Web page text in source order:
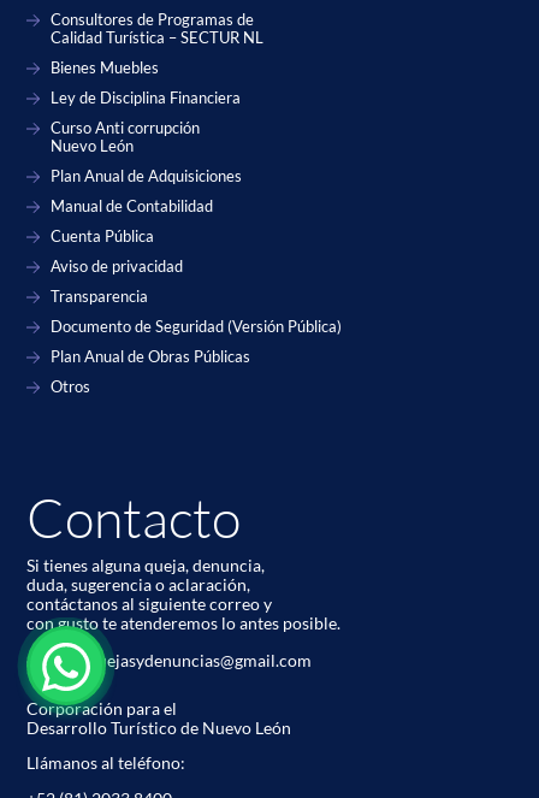
Consultores de Programas de
Calidad Turística – SECTUR NL
Bienes Muebles
Ley de Disciplina Financiera
Curso Anti corrupción
Nuevo León
Plan Anual de Adquisiciones
Manual de Contabilidad
Cuenta Pública
Aviso de privacidad
Transparencia
Documento de Seguridad (Versión Pública)
Plan Anual de Obras Públicas
Otros
Contacto
Si tienes alguna queja, denuncia,
duda, sugerencia o aclaración,
contáctanos al siguiente correo y
con gusto te atenderemos lo antes posible.
codetur.quejasydenuncias@gmail.com
Corporación para el
Desarrollo Turístico de Nuevo León
Llámanos al teléfono: